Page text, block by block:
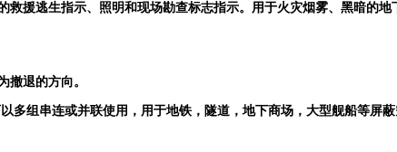
援逃生指示、照明和现场勘查标志指示。用于火灾烟雾、黑暗的地
撤退的方向。
多组串连或并联使用，用于地铁，隧道，地下商场，大型舰船等屏蔽